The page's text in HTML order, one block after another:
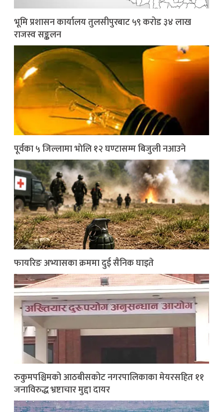
भूमि प्रशासन कार्यालय तुलसीपुरबाट ५९ करोड ३४ लाख
राजस्व सङ्कलन
पूर्वका ५ जिल्लामा भाेलि १२ घण्टासम्म बिजुली नआउने
फायरिङ अभ्यासका क्रममा दुई सैनिक घाइते
रुकुमपश्चिमको आठबीसकोट नगरपालिकाका मेयरसहित ११
जनाविरुद्ध भ्रष्टाचार मुद्दा दायर